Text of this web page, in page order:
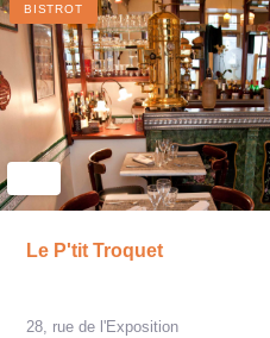
BISTROT
Le P'tit Troquet
28, rue de l'Exposition